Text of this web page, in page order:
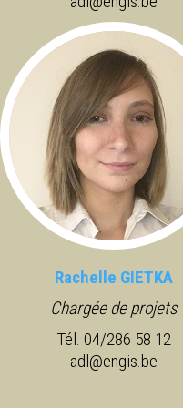
Rachelle GIETKA
Chargée de projets
Tél. 04/286 58 12
adl@engis.be